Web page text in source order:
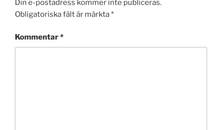
Din e-postadress kommer inte publiceras.
Obligatoriska fält är märkta*
Kommentar*